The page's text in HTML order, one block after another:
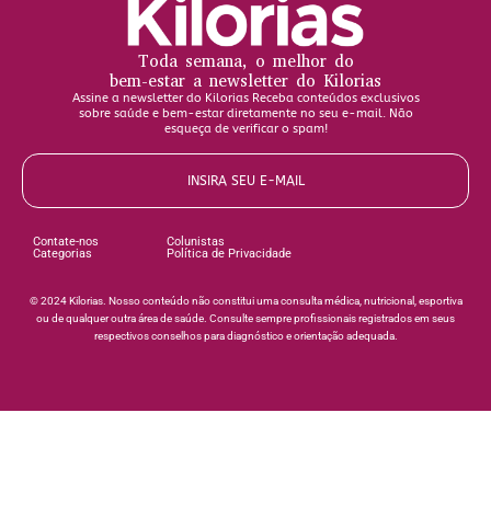
Toda semana, o melhor do
bem-estar a newsletter do Kilorias
Assine a newsletter do Kilorias Receba conteúdos exclusivos
sobre saúde e bem-estar diretamente no seu e-mail. Não
esqueça de verificar o spam!
INSIRA SEU E-MAIL
Contate-nos
Categorias
Colunistas
Política de Privacidade
©️ 2024 Kilorias. Nosso conteúdo não constitui uma consulta médica, nutricional, esportiva
ou de qualquer outra área de saúde. Consulte sempre profissionais registrados em seus
respectivos conselhos para diagnóstico e orientação adequada.